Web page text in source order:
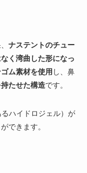
ナステントのチュー
く湾曲した形になっ
ム素材を使用 し、鼻
たせた構造です。
ハイドロジェル）が
できます。